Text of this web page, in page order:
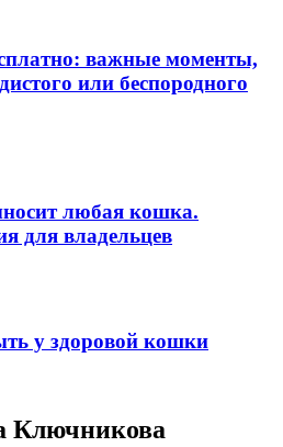
важные моменты,
или беспородного
любая кошка.
для владельцев
у здоровой кошки
Ключникова